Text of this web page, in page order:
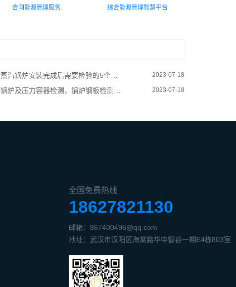
合同能源管理服务 综合能源管理智慧平台
蒸汽锅炉安装完成后需要检验的5个项目! 2023-07-18
锅炉及压力容器检测，锅炉钢板检测怎么取样？ 2023-07-18
全国免费热线
18627821130
邮箱：867400496@qq.com
地址：武汉市汉阳区海棠路华中智谷一期E4栋803室